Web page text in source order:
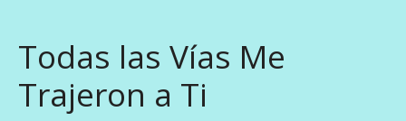
Todas las Vías Me
Trajeron a Ti